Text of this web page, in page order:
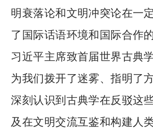
明衰落论和文明冲突论在一
了国际话语环境和国际合作
习近平主席致首届世界古典
为我们拨开了迷雾、指明了
深刻认识到古典学在反驳这
及在文明交流互鉴和构建人